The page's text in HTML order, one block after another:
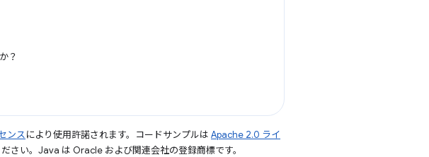
？
ンスにより使用許諾されます。コードサンプルは Apache 2.0 ライ
さい。Java は Oracle および関連会社の登録商標です。